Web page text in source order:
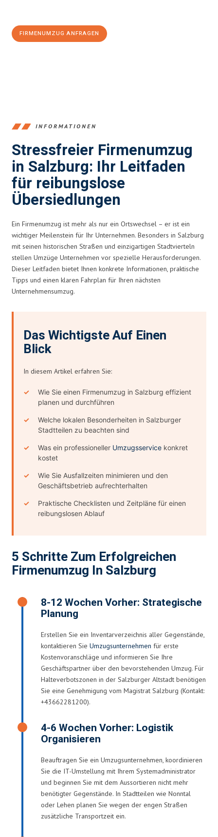
FIRMENUMZUG ANFRAGEN
INFORMATIONEN
Stressfreier Firmenumzug
in Salzburg: Ihr Leitfaden
für reibungslose
Übersiedlungen
Ein Firmenumzug ist mehr als nur ein Ortswechsel – er ist ein
wichtiger Meilenstein für Ihr Unternehmen. Besonders in Salzburg
mit seinen historischen Straßen und einzigartigen Stadtvierteln
stellen Umzüge Unternehmen vor spezielle Herausforderungen.
Dieser Leitfaden bietet Ihnen konkrete Informationen, praktische
Tipps und einen klaren Fahrplan für Ihren nächsten
Unternehmensumzug.
Das Wichtigste Auf Einen
Blick
In diesem Artikel erfahren Sie:
Wie Sie einen Firmenumzug in Salzburg effizient
planen und durchführen
Welche lokalen Besonderheiten in Salzburger
Stadtteilen zu beachten sind
Was ein professioneller Umzugsservice konkret
kostet
Wie Sie Ausfallzeiten minimieren und den
Geschäftsbetrieb aufrechterhalten
Praktische Checklisten und Zeitpläne für einen
reibungslosen Ablauf
5 Schritte Zum Erfolgreichen
Firmenumzug In Salzburg
8-12 Wochen Vorher: Strategische
Planung
Erstellen Sie ein Inventarverzeichnis aller Gegenstände,
kontaktieren Sie Umzugsunternehmen für erste
Kostenvoranschläge und informieren Sie Ihre
Geschäftspartner über den bevorstehenden Umzug. Für
Halteverbotszonen in der Salzburger Altstadt benötigen
Sie eine Genehmigung vom Magistrat Salzburg (Kontakt:
+43662281200).
4-6 Wochen Vorher: Logistik
Organisieren
Beauftragen Sie ein Umzugsunternehmen, koordinieren
Sie die IT-Umstellung mit Ihrem Systemadministrator
und beginnen Sie mit dem Aussortieren nicht mehr
benötigter Gegenstände. In Stadtteilen wie Nonntal
oder Lehen planen Sie wegen der engen Straßen
zusätzliche Transportzeit ein.